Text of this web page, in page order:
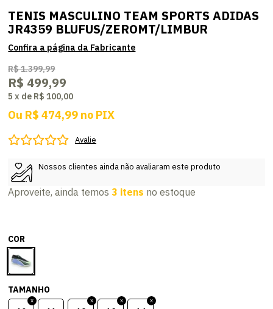
TENIS MASCULINO TEAM SPORTS ADIDAS
JR4359 BLUFUS/ZEROMT/LIMBUR
R$ 1.399,99
R$ 499,99
5 x de R$ 100,00
Ou R$ 474,99 no PIX
Avalie
Nossos clientes ainda não avaliaram este produto
Aproveite, ainda temos3 itens no estoque
COR
TAMANHO